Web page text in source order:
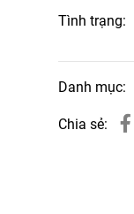
Tình trạng:
Danh mục:
Chia sẻ: